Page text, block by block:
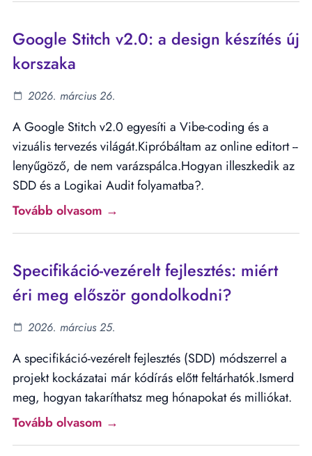
Google Stitch v2.0: a design készítés új
korszaka
2026. március 26.
A Google Stitch v2.0 egyesíti a Vibe-coding és a
vizuális tervezés világát.Kipróbáltam az online editort --
lenyűgöző, de nem varázspálca.Hogyan illeszkedik az
SDD és a Logikai Audit folyamatba?.
Tovább olvasom →
Specifikáció-vezérelt fejlesztés: miért
éri meg először gondolkodni?
2026. március 25.
A specifikáció-vezérelt fejlesztés (SDD) módszerrel a
projekt kockázatai már kódírás előtt feltárhatók.Ismerd
meg, hogyan takaríthatsz meg hónapokat és milliókat.
Tovább olvasom →